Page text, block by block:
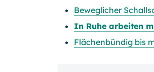
Beweglicher
In Ruhe arbeiten
Flächenbündig bis